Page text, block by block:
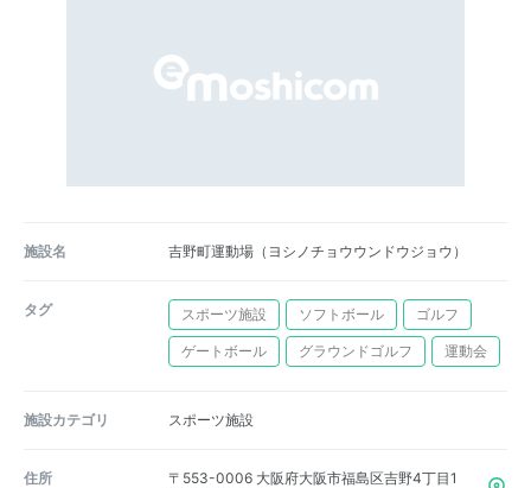
施設名 吉野町運動場（ヨシノチョウウンドウジョウ）
タグ スポーツ施設 ソフトボール ゴルフ
ゲートボール グラウンドゴルフ 運動会
施設カテゴリ スポーツ施設
住所
〒553-0006 大阪府大阪市福島区吉野4丁目1